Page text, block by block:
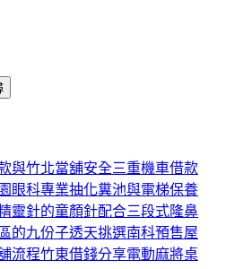
與竹北當舖安全三重機車借款
眼科專業抽化糞池與電梯保養
靈針的童顏針配合三段式隆鼻
的九份子透天挑選南科預售屋
流程竹東借錢分享電動麻將桌